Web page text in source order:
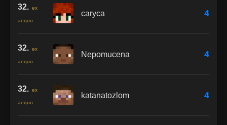
32. ex
aequo
caryca 4
32. ex
aequo
Nepomucena 4
32. ex
aequo
katanatozlom 4